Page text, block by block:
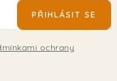
ochrany
PŘIHLÁSIT SE